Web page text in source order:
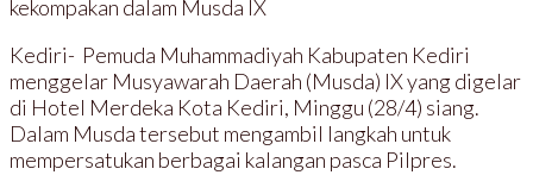
kekompakan dalam Musda IX
Kediri- Pemuda Muhammadiyah Kabupaten Kediri
menggelar Musyawarah Daerah (Musda) IX yang digelar
di Hotel Merdeka Kota Kediri, Minggu (28/4) siang.
Dalam Musda tersebut mengambil langkah untuk
mempersatukan berbagai kalangan pasca Pilpres.